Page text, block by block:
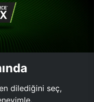
dilediğini seç,